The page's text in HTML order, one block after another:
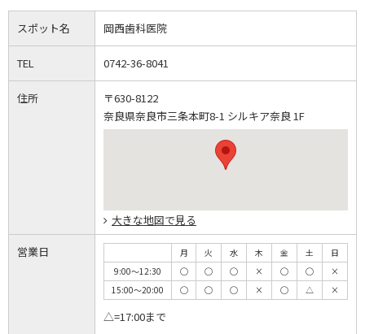
スポット名 岡西歯科医院
TEL 0742-36-8041
住所
〒630-8122
奈良県奈良市三条本町8-1 シルキア奈良 1F
大きな地図で見る
営業日 月 火 水 木 金 土
日
9:00～12:30
◯ ◯ ◯ × ◯ ◯
×
15:00～20:00
◯ ◯ ◯ × ◯ △ ×
△=17:00まで